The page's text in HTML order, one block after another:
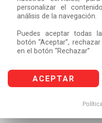
personalizar el
análisis de la navegación.
Puedes aceptar todas
botón “Aceptar”,
en el botón “Rechazar”
ACEPTAR